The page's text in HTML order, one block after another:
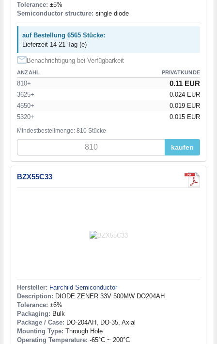
Tolerance: ±5%
Semiconductor structure: single diode
auf Bestellung 6565 Stücke:
Lieferzeit 14-21 Tag (e)
Benachrichtigung bei Verfügbarkeit
ANZAHL PRIVATKUNDE
810+ 0.11 EUR
3625+
0.024 EUR
4550+
0.019 EUR
5320+
0.015 EUR
Mindestbestellmenge: 810 Stücke
kaufen
BZX55C33
Hersteller: Fairchild Semiconductor
Description: DIODE ZENER 33V 500MW DO204AH
Tolerance: ±6%
Packaging: Bulk
Package / Case: DO-204AH, DO-35, Axial
Mounting Type: Through Hole
Operating Temperature: -65°C ~ 200°C